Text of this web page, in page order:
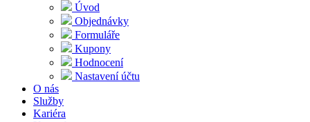
Úvod
Objednávky
Formuláře
Kupony
Hodnocení
Nastavení účtu
O nás
Služby
Kariéra